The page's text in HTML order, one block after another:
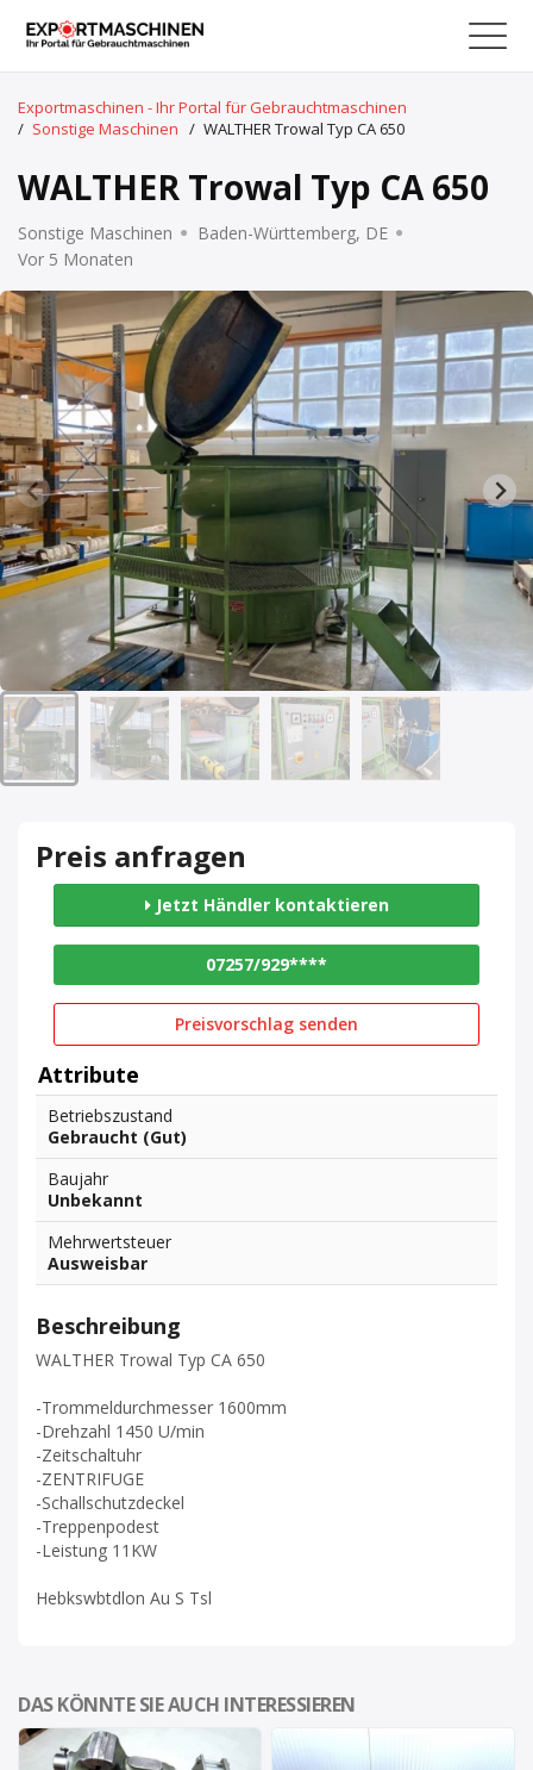
Exportmaschinen - Ihr Portal für Gebrauchtmaschinen
/ Sonstige Maschinen / WALTHER Trowal Typ CA 650
WALTHER Trowal Typ CA 650
Sonstige Maschinen
Baden-Württemberg, DE
Vor 5 Monaten
Preis anfragen
Jetzt Händler kontaktieren
07257/929****
Preisvorschlag senden
Attribute
Betriebszustand
Gebraucht (Gut)
Baujahr
Unbekannt
Mehrwertsteuer
Ausweisbar
Beschreibung
WALTHER Trowal Typ CA 650
-Trommeldurchmesser 1600mm
-Drehzahl 1450 U/min
-Zeitschaltuhr
-ZENTRIFUGE
-Schallschutzdeckel
-Treppenpodest
-Leistung 11KW
Hebkswbtdlon Au S Tsl
DAS KÖNNTE SIE AUCH INTERESSIEREN